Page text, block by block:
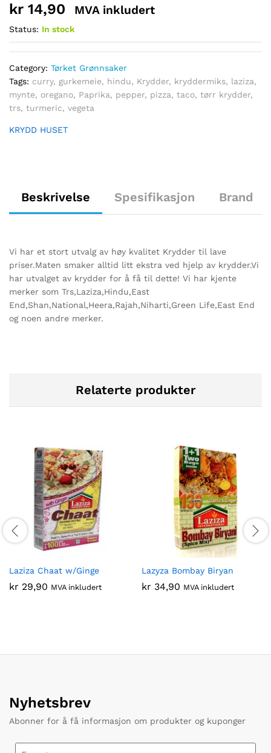
kr 14,90 MVA inkludert
Status: In stock
Category: Tørket Grønnsaker
Tags: curry, gurkemeie, hindu, Krydder, kryddermiks, laziza,
mynte, oregano, Paprika, pepper, pizza, taco, tørr krydder,
trs, turmeric, vegeta
KRYDD HUSET
Beskrivelse Spesifikasjon Brand
Vi har et stort utvalg av høy kvalitet Krydder til lave
priser.Maten smaker alltid litt ekstra ved hjelp av krydder.Vi
har utvalget av krydder for å få til dette! Vi har kjente
merker som Trs,Laziza,Hindu,East
End,Shan,National,Heera,Rajah,Niharti,Green Life,East End
og noen andre merker.
Relaterte produkter
Laziza Chaat w/Ginge
kr 29,90 MVA inkludert
Lazyza Bombay Biryan
kr 34,90 MVA inkludert
Nyhetsbrev
Abonner for å få informasjon om produkter og kuponger